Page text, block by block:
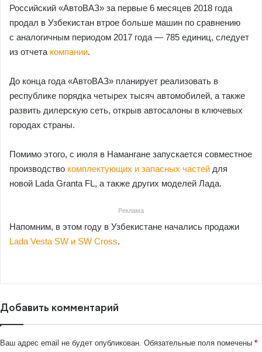
Российский «АвтоВАЗ» за первые 6 месяцев 2018 года
продал в Узбекистан втрое больше машин по сравнению
с аналогичным периодом 2017 года — 785 единиц, следует
из отчета компании.
До конца года «АвтоВАЗ» планирует реализовать в
республике порядка четырех тысяч автомобилей, а также
развить дилерскую сеть, открыв автосалоны в ключевых
городах страны.
Помимо этого, с июля в Намангане запускается совместное
производство комплектующих и запасных частей для
новой Lada Granta FL, а также других моделей Лада.
Реклама
Напомним, в этом году в Узбекистане начались продажи
Lada Vesta SW и SW Cross.
Добавить комментарий
Ваш адрес email не будет опубликован. Обязательные поля помечены *